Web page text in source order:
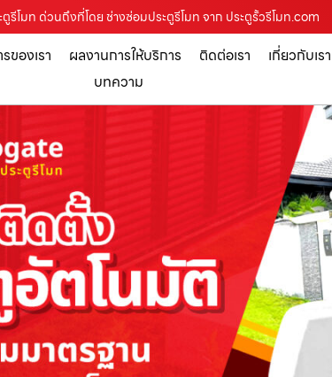
รีโมท ด่วนถึงที่โดย ช่างซ่อมประตูรีโมท จาก ประตูรั้วรีโมท.com
ของเรา ผลงานการให้บริการ ติดต่อเรา
เกี่ยวกับเรา
บทความ